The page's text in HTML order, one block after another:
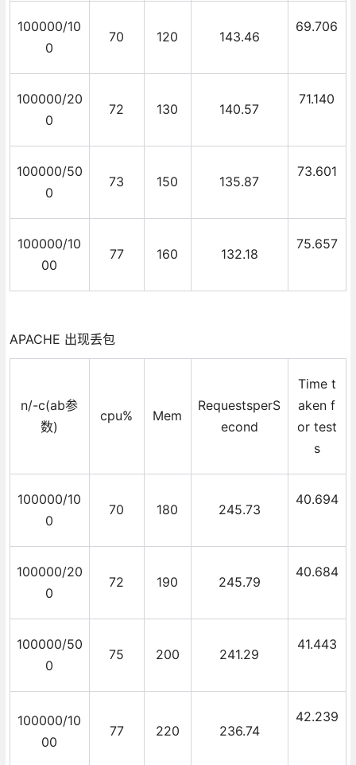
100000/10
0
70 120 143.46
69.706
100000/20
0
72 130 140.57
71.140
100000/50
0
73 150 135.87
73.601
100000/10
00
77 160 132.18
75.657
APACHE 出现丢包
n/-c(ab参
数)
cpu% Mem
RequestsperS
econd
Time t
aken f
or test
s
100000/10
0
70 180 245.73
40.694
100000/20
0
72 190 245.79
40.684
100000/50
0
75 200 241.29
41.443
100000/10
00
77 220 236.74
42.239